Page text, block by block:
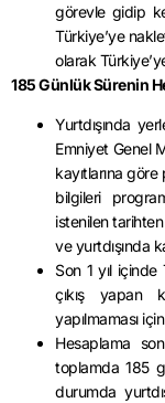
görevle gidip
Türkiye’ye
olarak
185 Günlük Sürenin
Yurtdışında
Emniyet Genel
kayıtlarına
bilgileri
istenilen
ve yurtdışında
Son 1 yıl
çıkış yapan
yapılmaması
Hesaplama
toplamda 185
durumda